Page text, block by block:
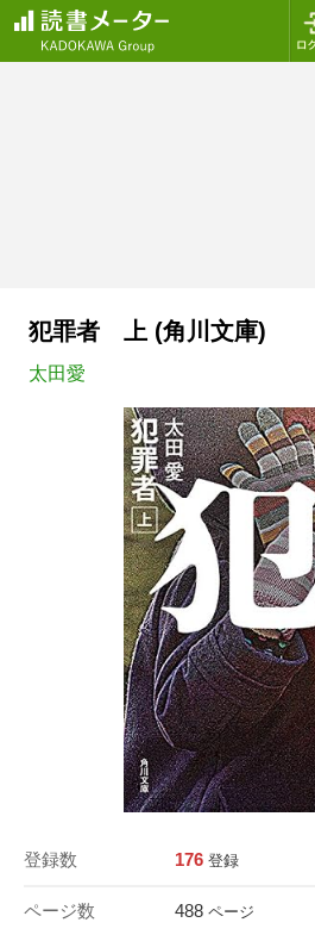
犯罪者 上 (角川文庫)
太田愛
登録数 176 登録
ページ数 488 ページ